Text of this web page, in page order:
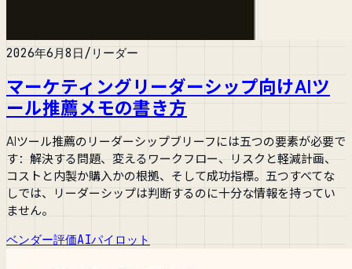
2026年6月8日 / リーダー
マーケティングリーダーシップ向けAIツ
ール推薦メモの書き方
AIツール推薦のリーダーシップブリーフには五つの要素が必要で
す：解決する問題、変えるワークフロー、リスクと軽減計画、
コストと内製か購入かの根拠、そして成功指標。五つすべてな
しでは、リーダーシップは判断するのに十分な情報を持ってい
ません。
ベンダー評価AIパイロット